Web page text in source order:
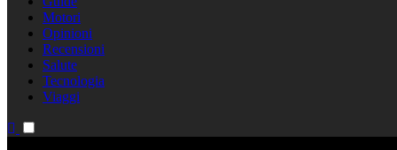
Motori
Opinioni
Recensioni
Salute
Tecnologia
Viaggi